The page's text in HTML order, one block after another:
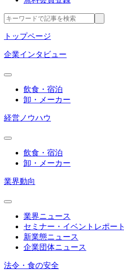
トップページ
企業インタビュー
飲食・宿泊
卸・メーカー
経営ノウハウ
飲食・宿泊
卸・メーカー
業界動向
業界ニュース
セミナー・イベントレポート
新業態ニュース
企業団体ニュース
法令・食の安全